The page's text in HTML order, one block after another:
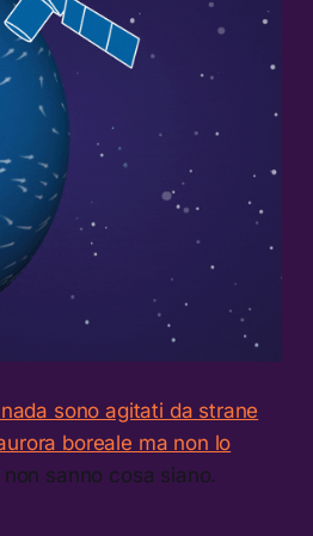
sono agitati da strane
boreale ma non lo
sanno cosa siano.